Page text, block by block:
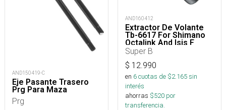
AND150419-C
Eje Pasante Trasero
Prg Para Maza
Prg
AND160412
Extractor De Volante
Tb-6617 For Shimano
Octalink And Isis F
Super B
$ 12.990
en 6cuotas de $2.165sin
interés
ahorras $520 por
transferencia.